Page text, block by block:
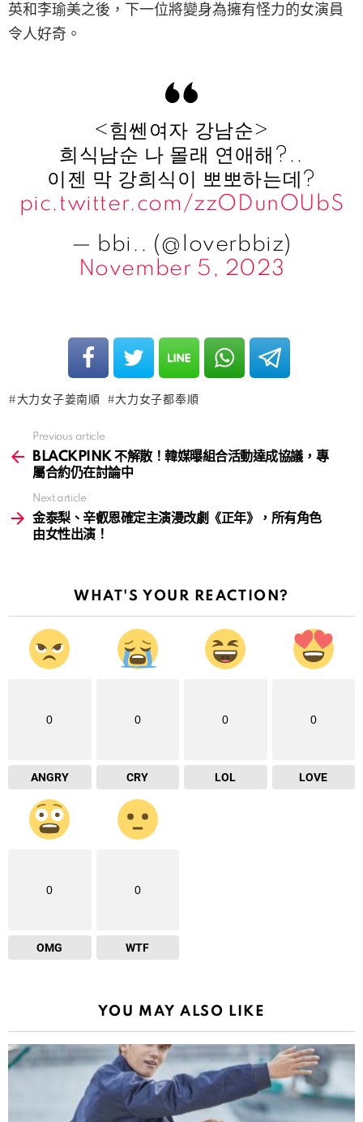
英和李瑜美之後，下一位將變身為擁有怪力的女演員
令人好奇。
<힘쎈여자 강남순>
희식남순 나 몰래 연애해?..
이젠 막 강희식이 뽀뽀하는데?
pic.twitter.com/zzODunOUbS
— bbi.. (@loverbbiz)
November 5, 2023
大力女子姜南順 大力女子都奉順
more
Previous article
BLACKPINK 不解散！韓媒曝組合活動達成協議，專
屬合約仍在討論中
Next article
金泰梨、辛叡恩確定主演漫改劇《正年》，所有角色
由女性出演！
WHAT'S YOUR REACTION?
0
ANGRY
0
CRY
0
LOL
0
LOVE
0
OMG
0
WTF
YOU MAY ALSO LIKE